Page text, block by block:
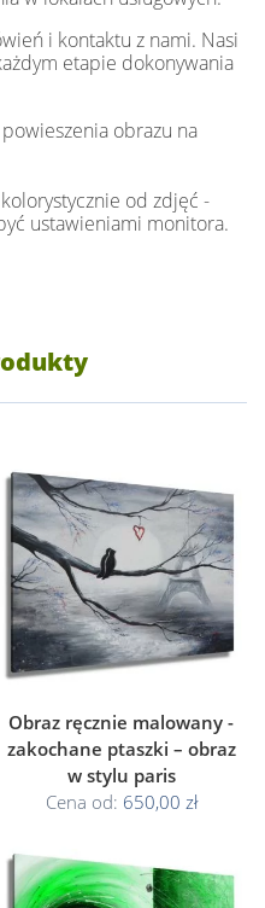
i kontaktu z nami. Nasi
etapie dokonywania
obrazu na
od zdjęć -
ustawieniami monitora.
Obraz ręcznie malowany -
zakochane ptaszki – obraz
w stylu paris
Cena od: 650,00 zł